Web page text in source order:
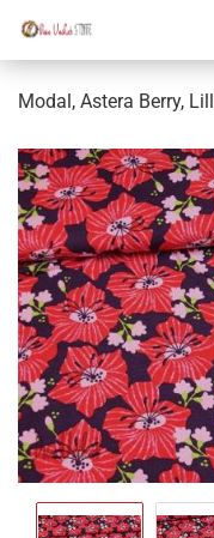
Modal, Astera Berry,